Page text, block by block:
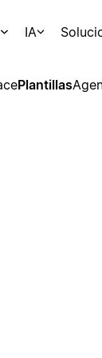
IA
Plantillas